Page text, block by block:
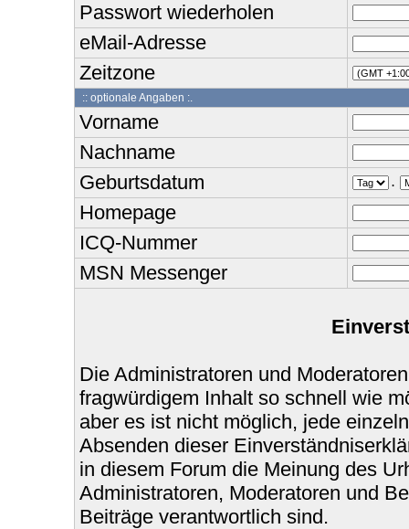
Passwort wiederholen
eMail-Adresse
Zeitzone
:: optionale Angaben :.
Vorname
Nachname
Geburtsdatum
.
Homepage
ICQ-Nummer
MSN Messenger
Die Administratoren und
fragwürdigem Inhalt so schnell wie
aber es ist nicht möglich, jede
Absenden dieser
in diesem Forum die Meinung des
Administratoren, Moderatoren und
Beiträge verantwortlich sind.